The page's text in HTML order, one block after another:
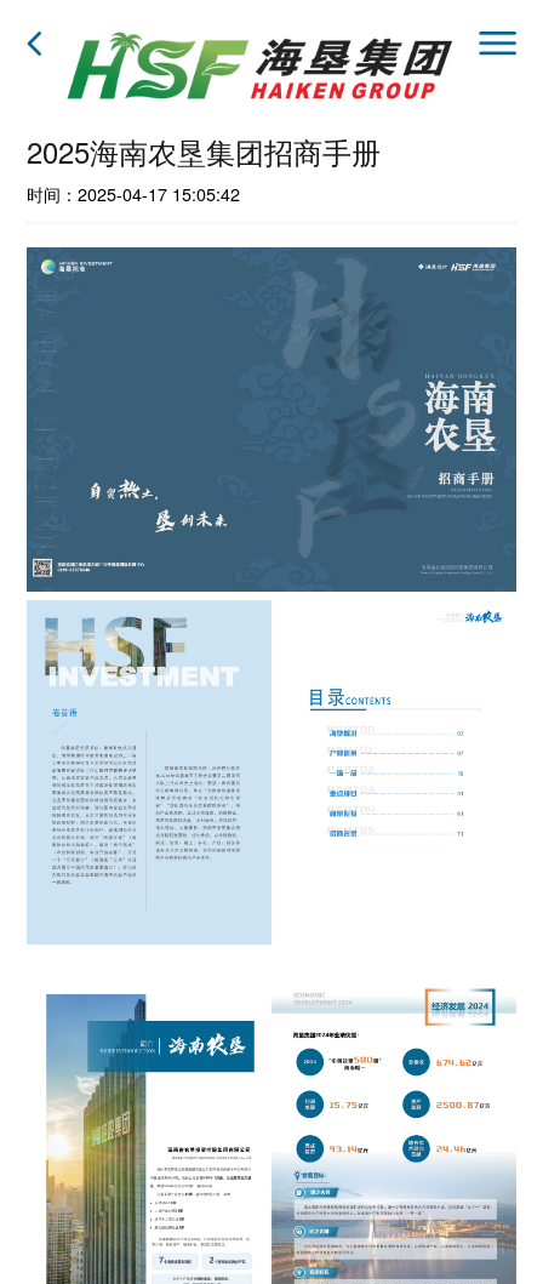
2025海南农垦集团招商手册
时间：2025-04-17 15:05:42